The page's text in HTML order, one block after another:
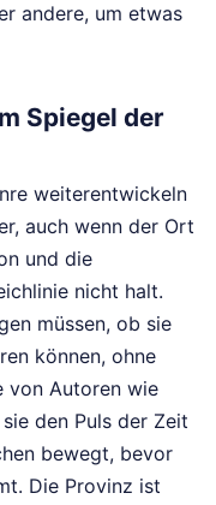
andere, um etwas
Spiegel der
weiterentwickeln
auch wenn der Ort
und die
nicht halt.
müssen, ob sie
können, ohne
von Autoren wie
den Puls der Zeit
bewegt, bevor
Die Provinz ist